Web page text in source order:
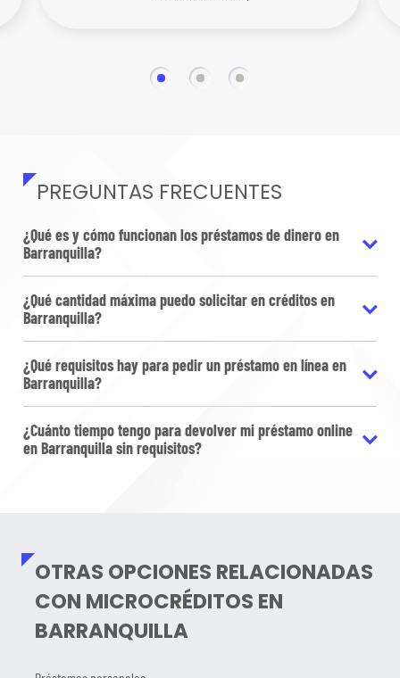
PREGUNTAS FRECUENTES
¿Qué es y cómo funcionan los préstamos de dinero en
Barranquilla?
¿Qué cantidad máxima puedo solicitar en créditos en
Barranquilla?
¿Qué requisitos hay para pedir un préstamo en línea en
Barranquilla?
¿Cuánto tiempo tengo para devolver mi préstamo online
en Barranquilla sin requisitos?
OTRAS OPCIONES RELACIONADAS
CON MICROCRÉDITOS EN
BARRANQUILLA